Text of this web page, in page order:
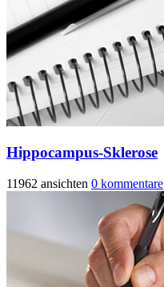
Hippocampus-Sklerose
11962 ansichten 0 kommentare